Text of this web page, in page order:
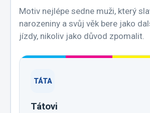
Motiv nejlépe sedne muži, který
narozeniny a svůj věk bere jako
jízdy, nikoliv jako důvod zpomalit.
TÁTA
Tátovi